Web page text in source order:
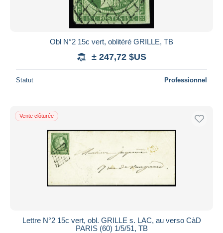
Obl N°2 15c vert, oblitéré GRILLE, TB
± 247,72 $US
Statut Professionnel
Vente clôturée
Lettre N°2 15c vert, obl. GRILLE s. LAC, au verso CàD
PARIS (60) 1/5/51, TB